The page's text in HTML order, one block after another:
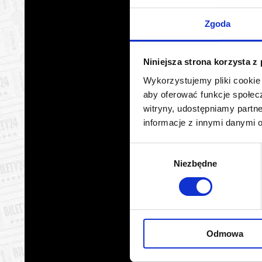
Zgoda
Niniejsza strona korzysta z
Wykorzystujemy pliki cookie
aby oferować funkcje
witryny, udostępniamy
informacje z innymi danymi
Niezbędne
Odmowa